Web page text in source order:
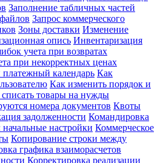
Заполнение табличных частей
Запрос коммерческого
Зоны доставки Изменение
опись Инвентаризация
учета при возвратах
при некорректных ценах
платежный календарь Как
Как изменить порядок и
товары на нужды
номера документов Квоты
задолженности Командировка
настройки Коммерческое
Копирование строки между
графика взаиморасчетов
Корректировка реализации